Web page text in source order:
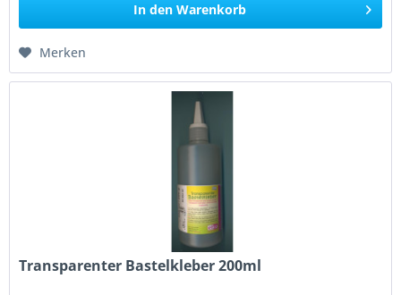
In den Warenkorb
Merken
Transparenter Bastelkleber 200ml